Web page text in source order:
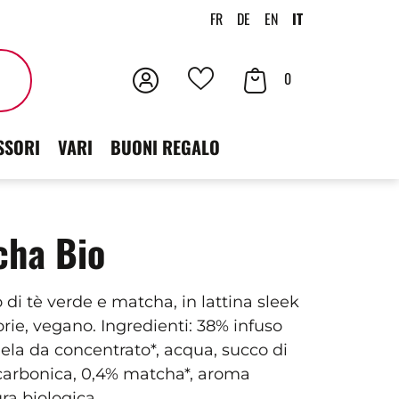
FR DE EN IT
VARI BUONI REGALO
Accedi
tuoi
preferiti
Contenuto
0
Bio
tè verde e matcha, in lattina sleek
vegano. Ingredienti: 38% infuso
da concentrato*, acqua, succo di
0,4% matcha*, aroma